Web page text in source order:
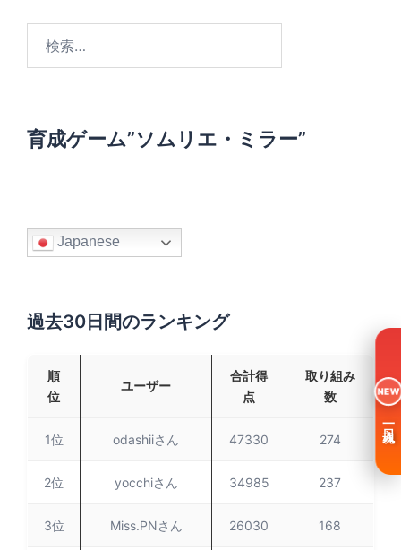
育成ゲーム”ソムリエ・ミラー”
Japanese
過去30日間のランキング
順
位
ユーザー
合計得
点
取り組み
数
1位 odashiiさん 47330 274
2位 yocchiさん 34985 237
3位 Miss.PNさん 26030 168
NEW